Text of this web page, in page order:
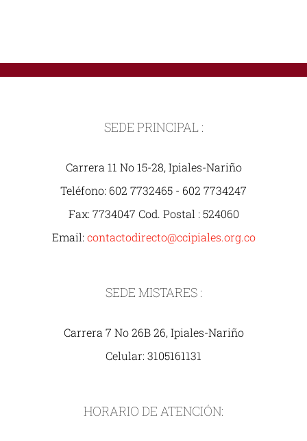
SEDE PRINCIPAL :
Carrera 11 No 15-28, Ipiales-Nariño
Teléfono: 602 7732465 - 602 7734247
Fax: 7734047 Cod. Postal : 524060
Email: contactodirecto@ccipiales.org.co
SEDE MISTARES :
Carrera 7 No 26B 26, Ipiales-Nariño
Celular: 3105161131
HORARIO DE ATENCIÓN: